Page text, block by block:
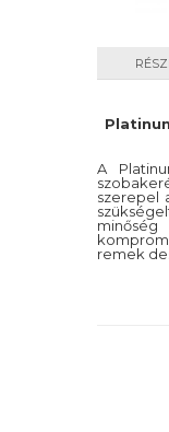
A
szerepel
remek